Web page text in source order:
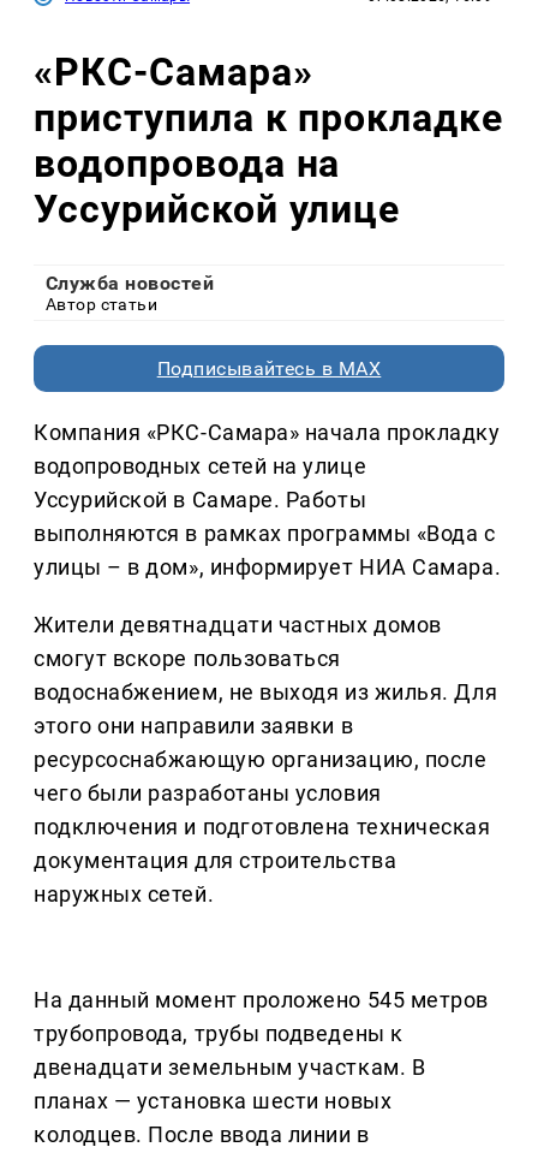
«РКС-Самара»
приступила к прокладке
водопровода на
Уссурийской улице
Служба новостей
Автор статьи
Подписывайтесь в MAX
Компания «РКС-Самара» начала прокладку
водопроводных сетей на улице
Уссурийской в Самаре. Работы
выполняются в рамках программы «Вода с
улицы – в дом», информирует НИА Самара.
Жители девятнадцати частных домов
смогут вскоре пользоваться
водоснабжением, не выходя из жилья. Для
этого они направили заявки в
ресурсоснабжающую организацию, после
чего были разработаны условия
подключения и подготовлена техническая
документация для строительства
наружных сетей.
На данный момент проложено 545 метров
трубопровода, трубы подведены к
двенадцати земельным участкам. В
планах — установка шести новых
колодцев. После ввода линии в